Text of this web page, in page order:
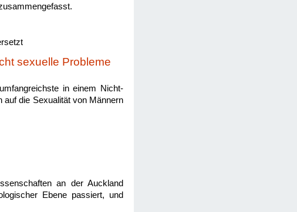
sexuelle Probleme
in einem Nicht-
auf die Sexualität von Männern
an der Auckland
Ebene passiert, und